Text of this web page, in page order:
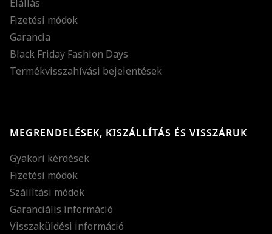
Elállás
Fizetési módok
Garancia
Black Friday Fashion Days
Termékvisszahívási bejelentések
MEGRENDELÉSEK, KISZÁLLÍTÁS ÉS VISSZÁRUK
Gyakori kérdések
Fizetési módok
Szállítási módok
Garanciális információ
Visszaküldési információ